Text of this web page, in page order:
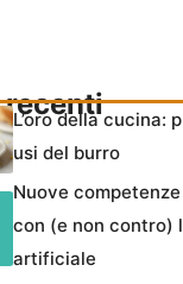
L’oro della cucina:
usi del burro
Nuove
con (e non contro)
artificiale